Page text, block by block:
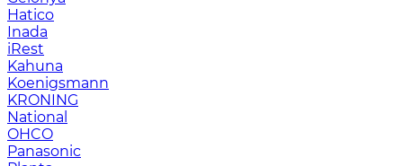
Hatico
Inada
iRest
Kahuna
Koenigsmann
KRONING
National
OHCO
Panasonic